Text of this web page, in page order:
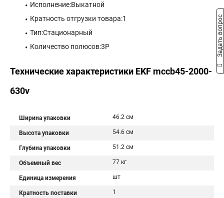
Исполнение:Выкатной
Кратность отгрузки товара:1
Тип:Стационарный
Количество полюсов:3P
Технические характеристики EKF mccb45-2000-
630v
Ширина упаковки 46.2 см
Высота упаковки 54.6 см
Глубина упаковки 51.2 см
Объемный вес 77 кг
Единица измерения шт
Кратность поставки 1
Задать вопрос